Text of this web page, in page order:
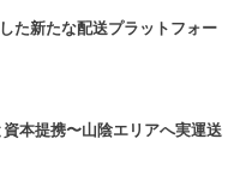
た新たな配送プラットフォー
本提携〜山陰エリアへ実運送